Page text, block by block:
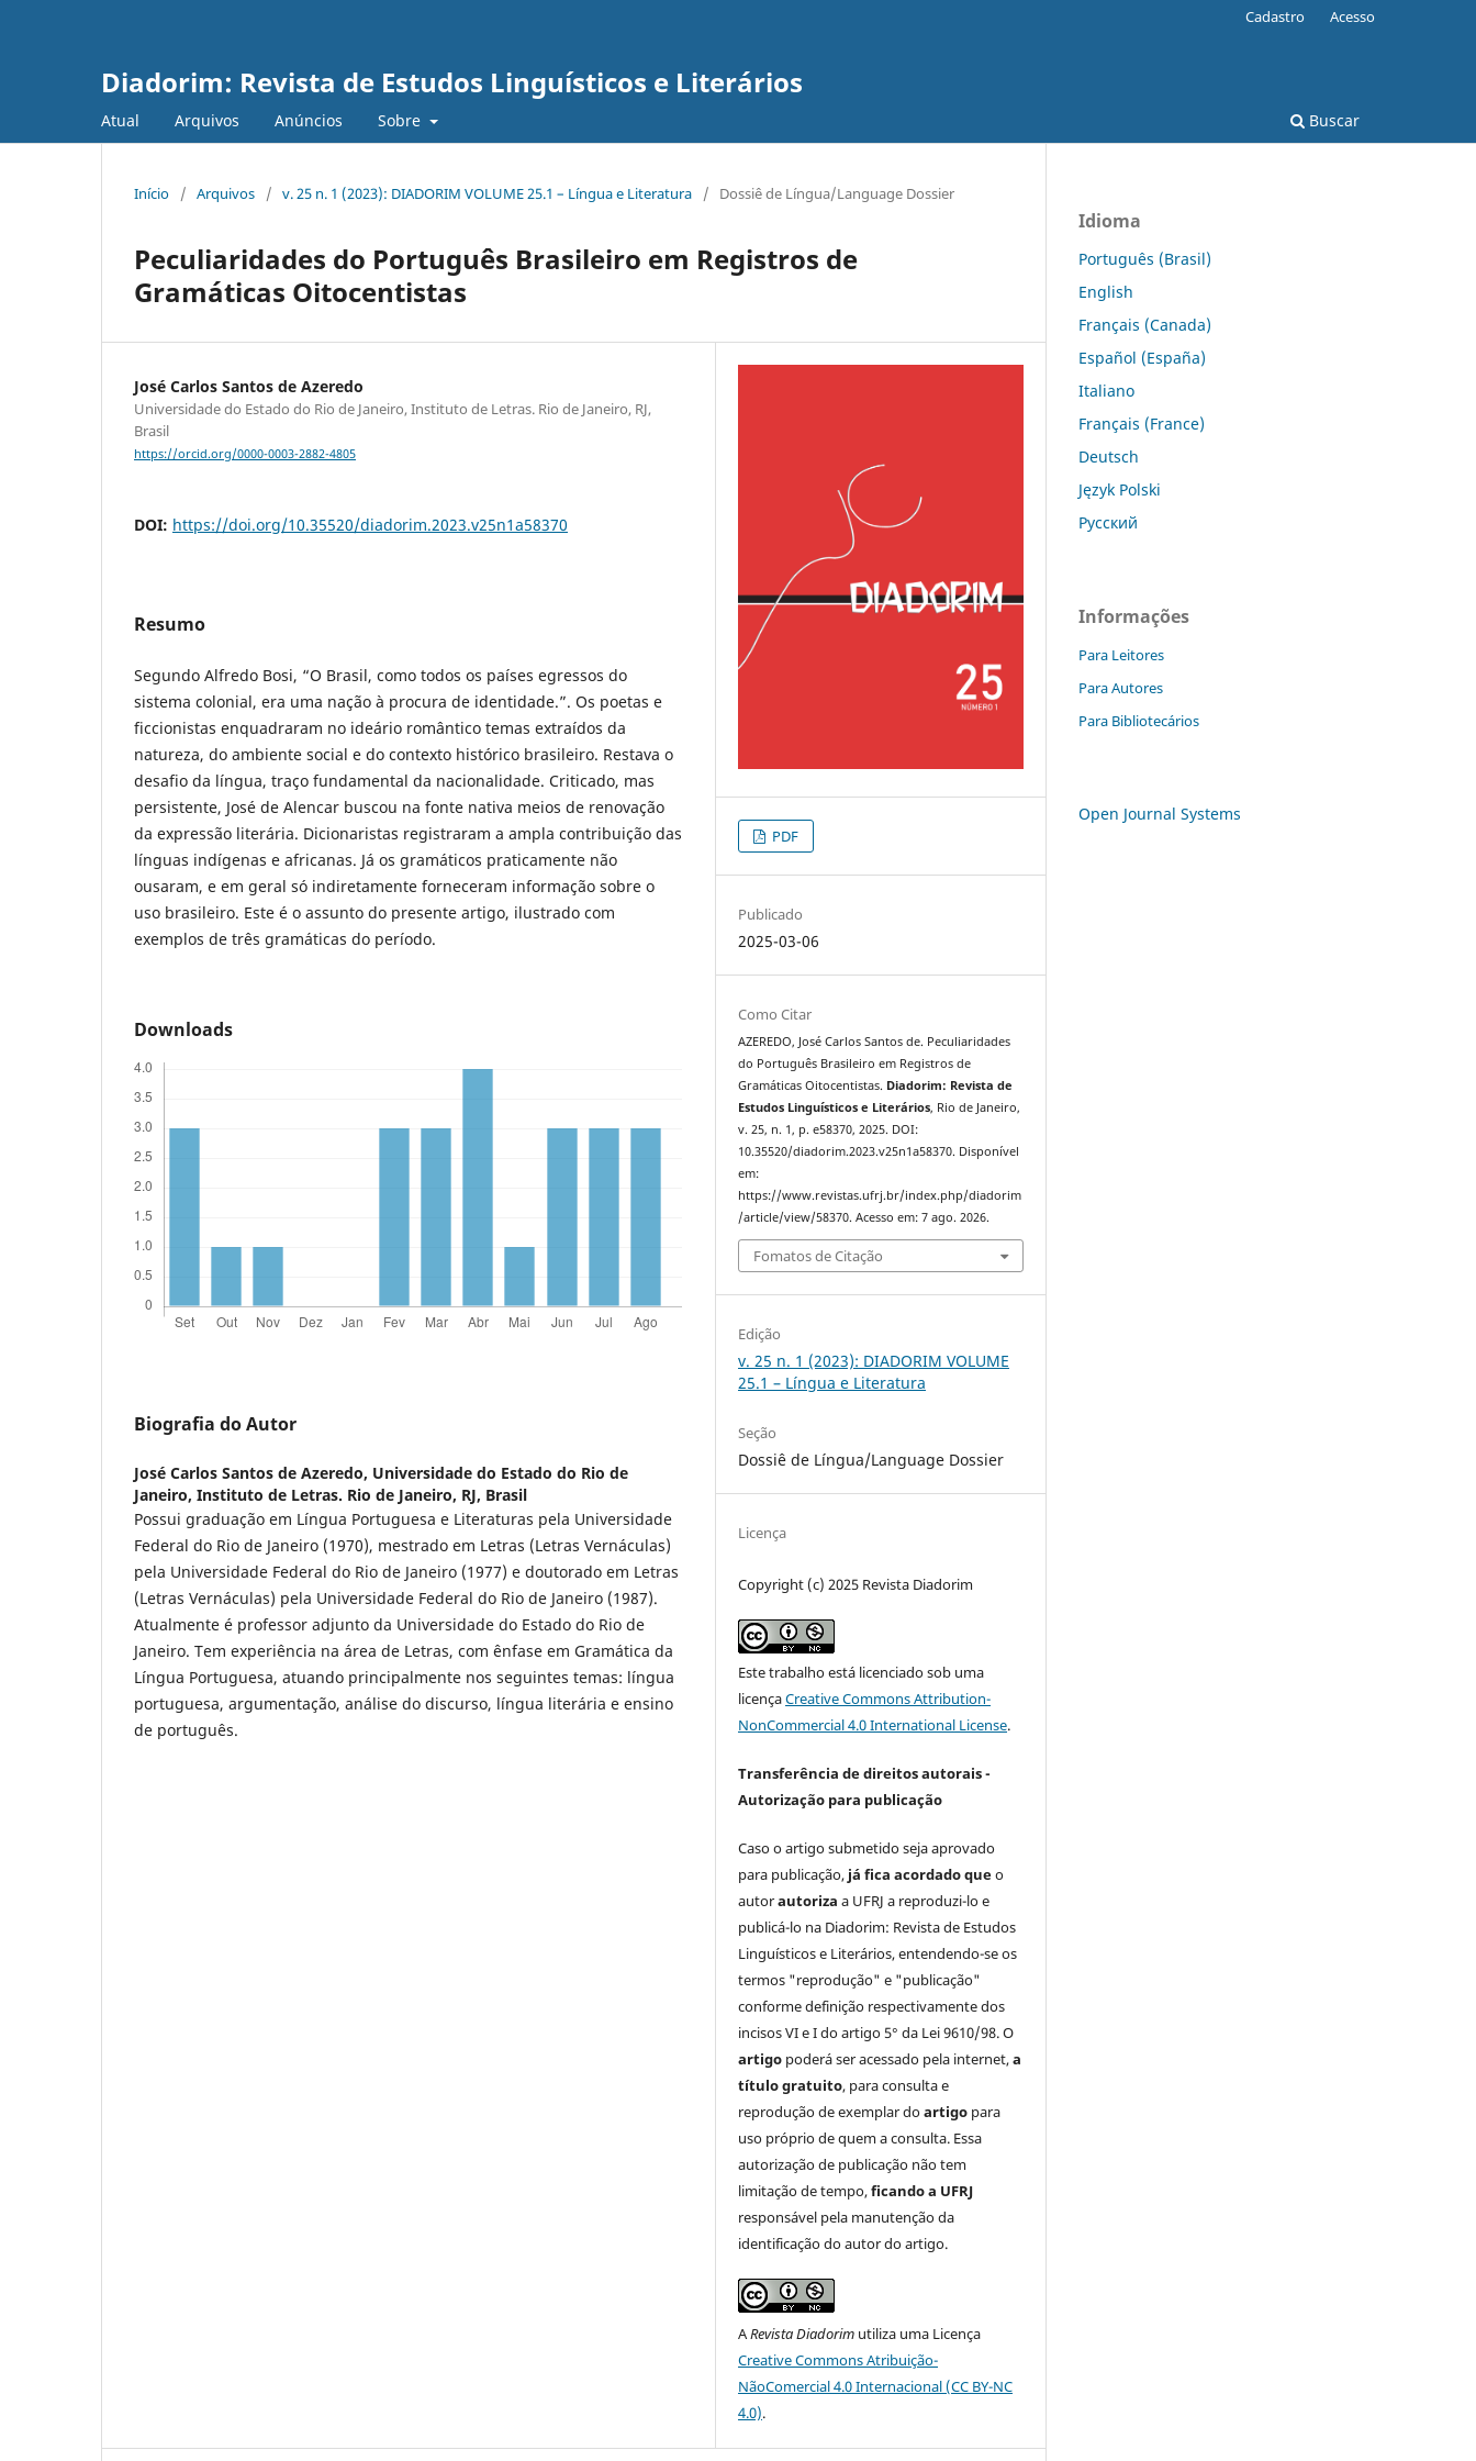
Diadorim: Revista de Estudos Linguísticos e Literários
Atual Arquivos Anúncios Sobre Buscar
Cadastro Acesso
Início / Arquivos / v. 25 n. 1 (2023): DIADORIM VOLUME 25.1 – Língua e Literatura / Dossiê de Língua/Language Dossier
Peculiaridades do Português Brasileiro em Registros de
Gramáticas Oitocentistas
José Carlos Santos de Azeredo
Universidade do Estado do Rio de Janeiro, Instituto de Letras. Rio de Janeiro, RJ,
Brasil
https://orcid.org/0000-0003-2882-4805
DOI: https://doi.org/10.35520/diadorim.2023.v25n1a58370
Resumo
Segundo Alfredo Bosi, “O Brasil, como todos os países egressos do
sistema colonial, era uma nação à procura de identidade.”. Os poetas e
ficcionistas enquadraram no ideário romântico temas extraídos da
natureza, do ambiente social e do contexto histórico brasileiro. Restava o
desafio da língua, traço fundamental da nacionalidade. Criticado, mas
persistente, José de Alencar buscou na fonte nativa meios de renovação
da expressão literária. Dicionaristas registraram a ampla contribuição das
línguas indígenas e africanas. Já os gramáticos praticamente não
ousaram, e em geral só indiretamente forneceram informação sobre o
uso brasileiro. Este é o assunto do presente artigo, ilustrado com
exemplos de três gramáticas do período.
Downloads
Biografia do Autor
José Carlos Santos de Azeredo, Universidade do Estado do Rio de
Janeiro, Instituto de Letras. Rio de Janeiro, RJ, Brasil
Possui graduação em Língua Portuguesa e Literaturas pela Universidade
Federal do Rio de Janeiro (1970), mestrado em Letras (Letras Vernáculas)
pela Universidade Federal do Rio de Janeiro (1977) e doutorado em Letras
(Letras Vernáculas) pela Universidade Federal do Rio de Janeiro (1987).
Atualmente é professor adjunto da Universidade do Estado do Rio de
Janeiro. Tem experiência na área de Letras, com ênfase em Gramática da
Língua Portuguesa, atuando principalmente nos seguintes temas: língua
portuguesa, argumentação, análise do discurso, língua literária e ensino
de português.
PDF
Publicado
2025-03-06
Como Citar
AZEREDO, José Carlos Santos de. Peculiaridades
do Português Brasileiro em Registros de
Gramáticas Oitocentistas. Diadorim: Revista de
Estudos Linguísticos e Literários, Rio de Janeiro,
v. 25, n. 1, p. e58370, 2025. DOI:
10.35520/diadorim.2023.v25n1a58370. Disponível
em:
https://www.revistas.ufrj.br/index.php/diadorim
/article/view/58370. Acesso em: 7 ago. 2026.
Fomatos de Citação
Edição
v. 25 n. 1 (2023): DIADORIM VOLUME
25.1 – Língua e Literatura
Seção
Dossiê de Língua/Language Dossier
Licença
Copyright (c) 2025 Revista Diadorim
Este trabalho está licenciado sob uma
licençaCreative Commons Attribution-
NonCommercial 4.0 International License.
Transferência de direitos autorais -
Autorização para publicação
Caso o artigo submetido seja aprovado
para publicação, já fica acordado queo
autorautoriza a UFRJ a reproduzi-lo e
publicá-lo na Diadorim: Revista de Estudos
Linguísticos e Literários, entendendo-se os
termos "reprodução" e "publicação"
conforme definição respectivamente dos
incisos VI e I do artigo 5° da Lei 9610/98. O
artigo poderá ser acessado pela internet,a
título gratuito, para consulta e
reprodução de exemplar doartigo para
uso próprio de quem a consulta. Essa
autorização de publicação não tem
limitação de tempo,ficando a UFRJ
responsável pela manutenção da
identificação do autor do artigo.
ARevista Diadorim utiliza uma Licença
Creative Commons Atribuição-
NãoComercial 4.0 Internacional (CC BY-NC
4.0).
Idioma
Português (Brasil)
English
Français (Canada)
Español (España)
Italiano
Français (France)
Deutsch
Język Polski
Русский
Informações
Para Leitores
Para Autores
Para Bibliotecários
Open Journal Systems